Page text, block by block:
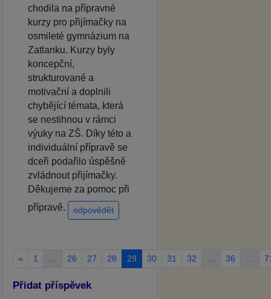
chodila na přípravné
kurzy pro přijímačky na
osmileté gymnázium na
Zatlanku. Kurzy byly
koncepční,
strukturované a
motivační a doplnili
chybějící témata, která
se nestihnou v rámci
výuky na ZŠ. Díky této a
individuální přípravě se
dceři podařilo úspěšně
zvládnout přijímačky.
Děkujeme za pomoc při
přípravě.
odpovědět
« 1 26 27 28 29 30 31 32 36
Přidat příspěvek